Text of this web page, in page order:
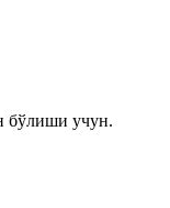
бўлиши учун.